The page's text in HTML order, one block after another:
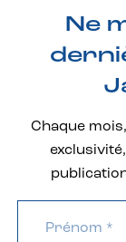
Ne
Chaque